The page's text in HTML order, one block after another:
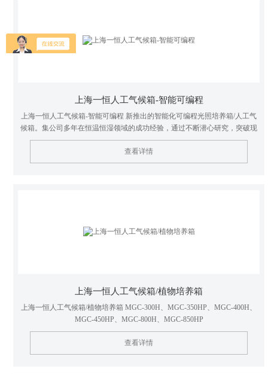
上海一恒人工气候箱-智能可编程
上海一恒人工气候箱-智能可编程 新推出的智能化可编程光照培养箱/人工气
候箱。集公司多年在恒温恒湿领域的成功经验，通过不断潜心研究，突破现
有国产光照培养箱/人工气候箱无法长时间连续运行的缺陷（大部分植物和农
作物培养需3~6个月或更长时间不间断运行），它与一般光照培养箱/人工气
候箱相比，更具有安全、可靠、稳定和长时间连续运行的特点。
查看详情
上海一恒人工气候箱/植物培养箱
上海一恒人工气候箱/植物培养箱 MGC-300H、MGC-350HP、MGC-400H、
MGC-450HP、MGC-800H、MGC-850HP
查看详情